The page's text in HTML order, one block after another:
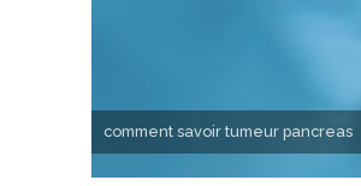
comment savoir tumeur pancreas